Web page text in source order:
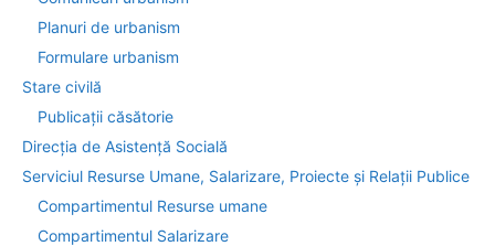
Planuri de urbanism
Formulare urbanism
Stare civilă
Publicații căsătorie
Direcția de Asistenţă Socială
Serviciul Resurse Umane, Salarizare, Proiecte și Relații Publice
Compartimentul Resurse umane
Compartimentul Salarizare